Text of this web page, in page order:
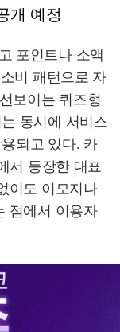
개 예정
포인트나 소액
비 패턴으로 자
보이는 퀴즈형
동시에 서비스
되고 있다. 카
서 등장한 대표
이도 이모지나
점에서 이용자